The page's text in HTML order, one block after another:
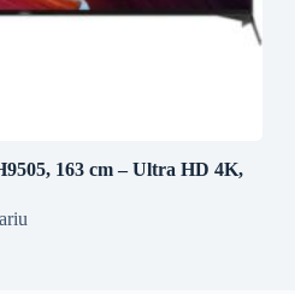
163 cm – Ultra HD 4K,